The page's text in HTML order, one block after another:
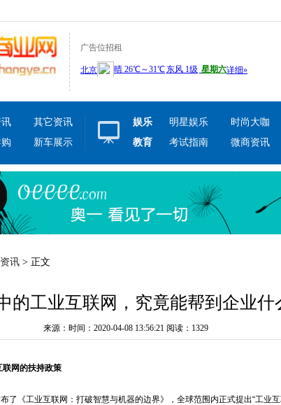
广告位招租
其它资讯
新车展示
娱乐 明星娱乐
时尚大咖
教育
考试指南 微商资讯
资讯 > 正文
的工业互联网，究竟能帮到企业什
来源：时间：2020-04-08 13:56:21 阅读：1329
网的扶持政策
了《工业互联网：打破智慧与机器的边界》，全球范围内正式提出“工业互